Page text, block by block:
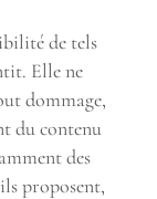
de tels
Elle ne
dommage,
du contenu
des
proposent,